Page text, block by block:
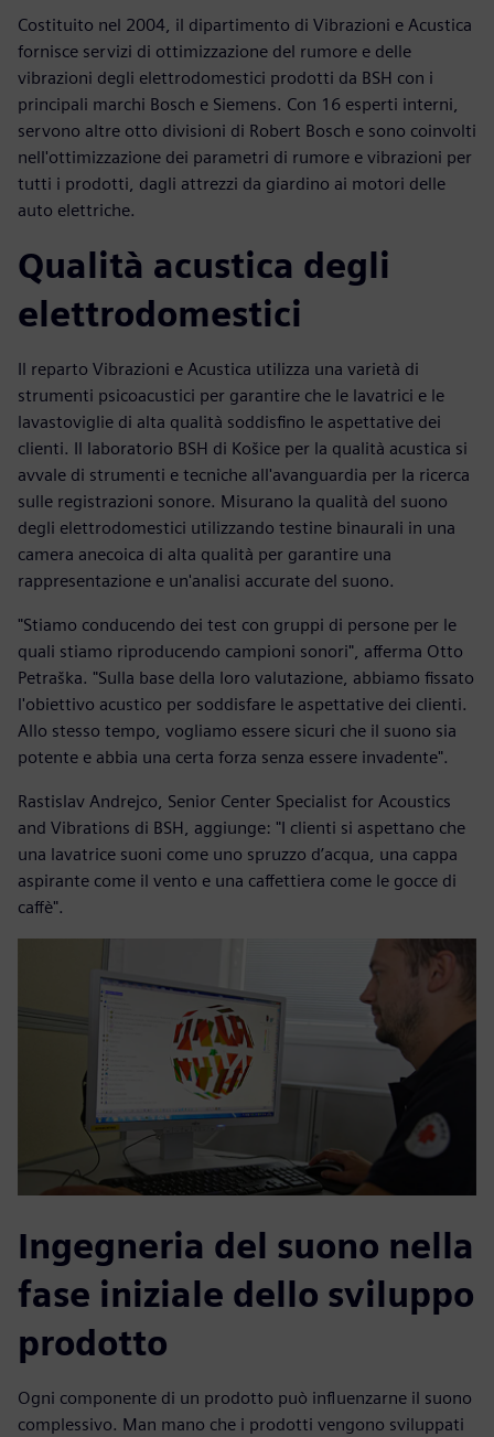
Costituito nel 2004, il dipartimento di Vibrazioni e Acustica
fornisce servizi di ottimizzazione del rumore e delle
vibrazioni degli elettrodomestici prodotti da BSH con i
principali marchi Bosch e Siemens. Con 16 esperti interni,
servono altre otto divisioni di Robert Bosch e sono coinvolti
nell'ottimizzazione dei parametri di rumore e vibrazioni per
tutti i prodotti, dagli attrezzi da giardino ai motori delle
auto elettriche.
Qualità acustica degli
elettrodomestici
Il reparto Vibrazioni e Acustica utilizza una varietà di
strumenti psicoacustici per garantire che le lavatrici e le
lavastoviglie di alta qualità soddisfino le aspettative dei
clienti. Il laboratorio BSH di Košice per la qualità acustica si
avvale di strumenti e tecniche all'avanguardia per la ricerca
sulle registrazioni sonore. Misurano la qualità del suono
degli elettrodomestici utilizzando testine binaurali in una
camera anecoica di alta qualità per garantire una
rappresentazione e un'analisi accurate del suono.
"Stiamo conducendo dei test con gruppi di persone per le
quali stiamo riproducendo campioni sonori", afferma Otto
Petraška. "Sulla base della loro valutazione, abbiamo fissato
l'obiettivo acustico per soddisfare le aspettative dei clienti.
Allo stesso tempo, vogliamo essere sicuri che il suono sia
potente e abbia una certa forza senza essere invadente".
Rastislav Andrejco, Senior Center Specialist for Acoustics
and Vibrations di BSH, aggiunge: "I clienti si aspettano che
una lavatrice suoni come uno spruzzo d’acqua, una cappa
aspirante come il vento e una caffettiera come le gocce di
caffè".
Ingegneria del suono nella
fase iniziale dello sviluppo
prodotto
Ogni componente di un prodotto può influenzarne il suono
complessivo. Man mano che i prodotti vengono sviluppati